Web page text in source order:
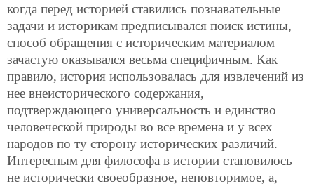
когда перед историей ставились познавательные
задачи и историкам предписывался поиск истины,
способ обращения с историческим материалом
зачастую оказывался весьма специфичным. Как
правило, история использовалась для извлечений из
нее внеисторического содержания,
подтверждающего универсальность и единство
человеческой природы во все времена и у всех
народов по ту сторону исторических различий.
Интересным для философа в истории становилось
не исторически своеобразное, неповторимое, а,